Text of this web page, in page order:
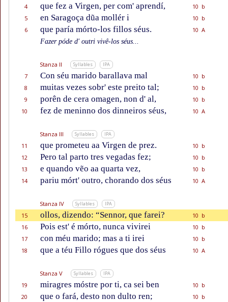
4
que fez a Virgen, per com' aprendí,
10 b
5
en Saragoça dũa mollér i
10 b
6
que paría mórto-los fillos séus.
10 A
Fazer póde d' outri vivê-los séus...
Stanza II Syllables IPA
7 Con séu marido barallava mal
10 b
8
muitas vezes sobr' este preito tal;
10 b
9
porên de cera omagen, non d' al,
10 b
10
fez de meninno dos dinneiros séus, 10 A
Stanza III Syllables IPA
11 que prometeu aa Virgen de prez.
10 b
12
Pero tal parto tres vegadas fez;
10 b
13
e quando vẽo aa quarta vez,
10 b
14
pariu mórt' outro, chorando dos séus 10 A
Stanza IV Syllables IPA
15 ollos, dizendo: “Sennor, que farei?
10 b
16
Pois est' é mórto, nunca vivirei
10 b
17
con méu marido; mas a ti irei
10 b
18
que a téu Fillo rógues que dos séus 10 A
Stanza V Syllables IPA
19 miragres móstre por ti, ca sei ben
10 b
20
que o fará, desto non dulto ren;
10 b